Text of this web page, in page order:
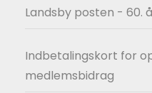
Landsby posten - 60.
Indbetalingskort for
medlemsbidrag